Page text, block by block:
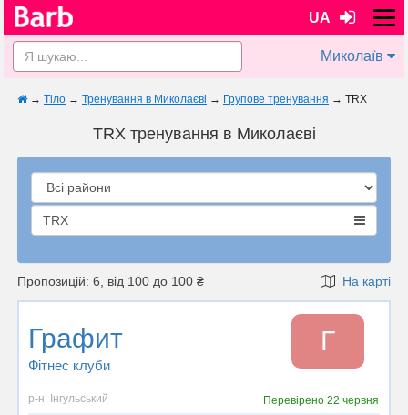
UA
Миколаїв
→ Тіло → Тренування в Миколаєві → Групове тренування → TRX
TRX тренування в Миколаєві
TRX
Пропозицій: 6, від 100 до 100 ₴ На карті
Графит
Фітнес клуби
Г
р-н. Інгульський Перевірено22 червня